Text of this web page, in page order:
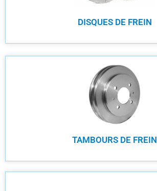
DISQUES DE FREIN
TAMBOURS DE FREIN